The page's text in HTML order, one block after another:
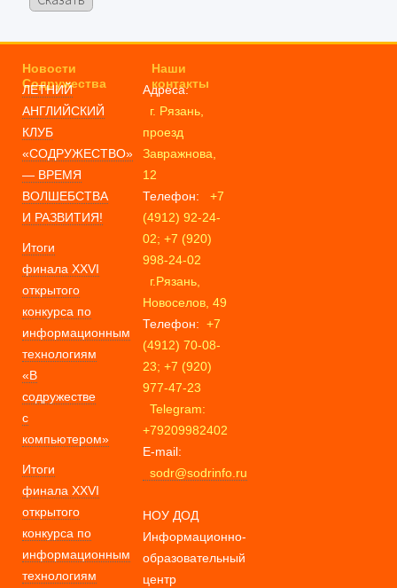
Новости
Содружества
ЛЕТНИЙ
АНГЛИЙСКИЙ
КЛУБ
«СОДРУЖЕСТВО»
— ВРЕМЯ
ВОЛШЕБСТВА
И РАЗВИТИЯ!
Итоги
финала XXVI
открытого
конкурса по
информационным
технологиям
«В
содружестве
с
компьютером»
Итоги
финала XXVI
открытого
конкурса по
информационным
технологиям
Наши
контакты
Адреса:
г. Рязань,
проезд
Завражнова,
12
Телефон:
+7
(4912) 92-24-
02; +7 (920)
998-24-02
г.Рязань,
Новоселов, 49
Телефон: +7
(4912) 70-08-
23; +7 (920)
977-47-23
Telegram:
+79209982402
E-mail:
sodr@sodrinfo.ru
НОУ ДОД
Информационно-
образовательный
центр